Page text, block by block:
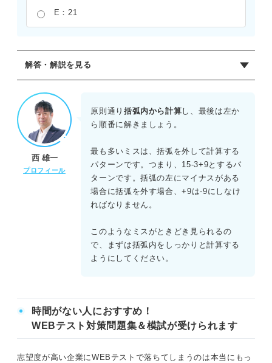
E：21
解答・解説を見る
正解：A
括弧が含まれる計算式では、その中を最優先で計算する。
まず、括弧内の3+9を計算して12を導き出す。次に、15か
らその数値を引くと、15-12=3となる。括弧を外すときに符
号を間違えたり、計算の順序を誤ったりすると、21などの
誤った選択肢を選んでしまうため、丁寧な処理が求められ
る。
西 雄一
プロフィール
原則通り 括弧内から計算し、最後は左か
ら順番に解きましょう。
最も多いミスは、括弧を外して計算する
パターンです。つまり、15-3+9とするパ
ターンです。括弧の左にマイナスがある
場合に括弧を外す場合、+9は-9にしなけ
ればなりません。
このようなミスがときどき見られるの
で、まずは括弧内をしっかりと計算する
ようにしてください。
時間がない人におすすめ！
WEBテスト対策問題集＆模試が受けられます
志望度が高い企業にWEBテストで落ちてしまうのは本当にもっ